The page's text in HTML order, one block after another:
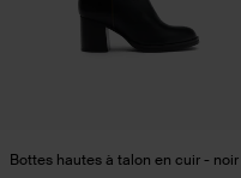
Bottes hautes à talon en cuir - noir